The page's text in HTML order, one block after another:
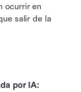
ocurrir en
salir de la
por IA: